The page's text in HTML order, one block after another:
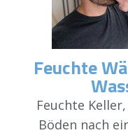
Feuchte
Feuchte
Böden nach